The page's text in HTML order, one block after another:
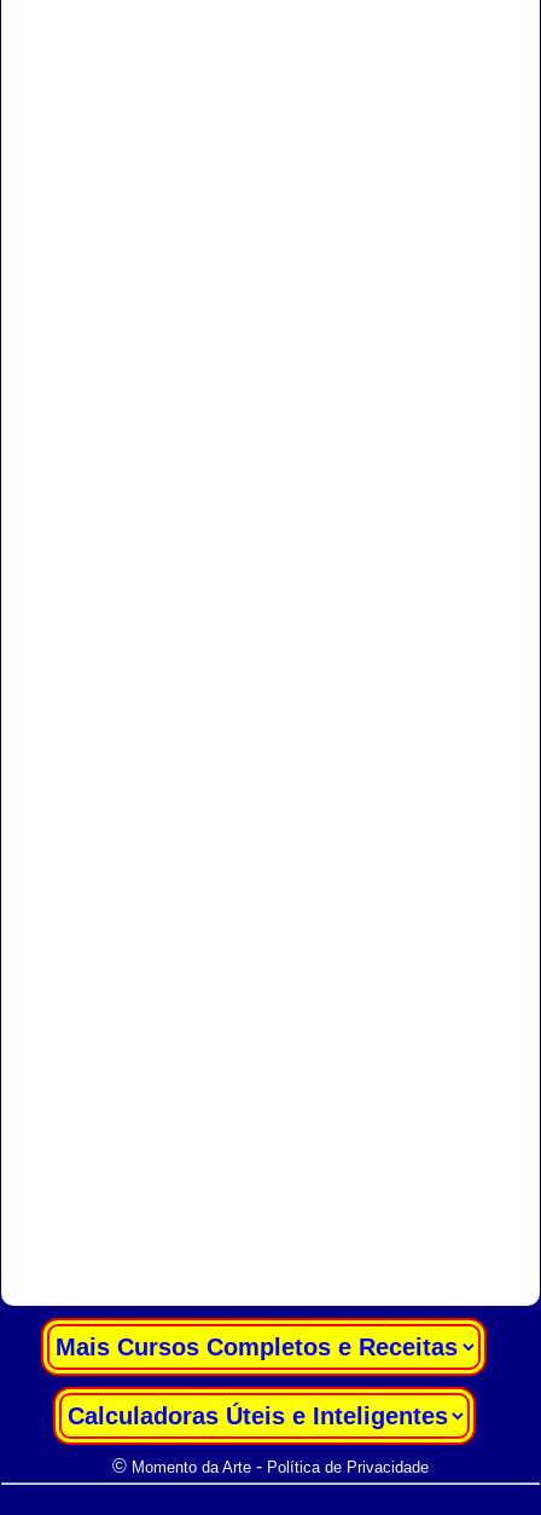
© Momento da Arte- Política de Privacidade